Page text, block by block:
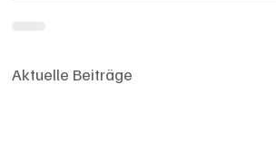
Aktuelle Beiträge